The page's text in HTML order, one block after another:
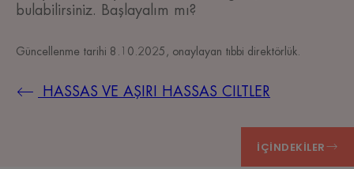
bulabilirsiniz. Başlayalım mı?
Güncellenme tarihi 8.10.2025 , onaylayan tıbbi direktörlük
HASSAS VE AŞIRI HASSAS CILTLER
İÇINDEKILER